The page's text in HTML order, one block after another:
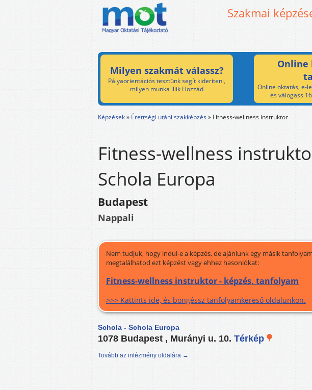
Szakmai
Milyen szakmát válassz?
Pályaorientációs tesztünk segít kideríteni,
milyen munka illik Hozzád
Online
Online oktatás, e-
és válogass
Képzések» Érettségi utáni szakképzés» Fitness-wellness instruktor
Fitness-wellness
Schola Europa
Budapest
Nappali
Nem tudjuk, hogy indul-e a képzés, de ajánlunk egy másik
megtalálhatod ezt képzést vagy ehhez hasonlókat:
Fitness-wellness instruktor - képzés, tanfolyam
>>> Kattints ide, és böngéssz tanfolyamkereső oldalunkon.
Schola - Schola Europa
1078 Budapest , Murányi u. 10. Térkép
Tovább az intézmény oldalára →